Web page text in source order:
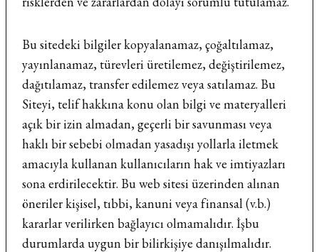
Bu sitedeki bilgiler kopyalanamaz, çoğaltılamaz,
yayınlanamaz, türevleri üretilemez, değiştirilemez,
dağıtılamaz, transfer edilemez veya satılamaz. Bu
Siteyi, telif hakkına konu olan bilgi ve materyalleri
açık bir izin almadan, geçerli bir savunması veya
haklı bir sebebi olmadan yasadışı yollarla iletmek
amacıyla kullanan kullanıcıların hak ve imtiyazları
sona erdirilecektir. Bu web sitesi üzerinden alınan
öneriler kişisel, tıbbi, kanuni veya finansal (v.b.)
kararlar verilirken bağlayıcı olmamalıdır. İşbu
durumlarda uygun bir bilirkişiye danışılmalıdır.